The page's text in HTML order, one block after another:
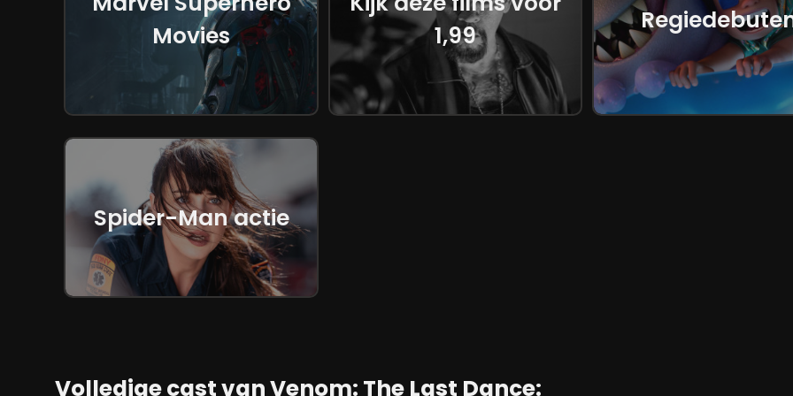
zuiveren, maar ook de wereld beschermen tegen totale
vernietiging.
Tom Hardy blijft het kloppende hart van de film. Zijn vertolking
van Eddie Brock en Venom is hilarisch én gelaagd. Het constante
gekibbel biedt naast humor ook een verrassende kwetsbaarheid.
Deze dynamiek, gecombineerd met de dreiging van Knull, geeft
de film een unieke balans tussen actie en karakterontwikkeling.
Kelly Marcel benadrukt: "Het gaat niet alleen om gevechten,
maar ook om de ziel en het hart van de personages. Dat maakt
het speciaal."
Waar hun band aanvankelijk uit conflict bestond, zien we nu een
Movies
1,99
Spider-Man actie
Volledige cast van Venom: The Last Dance: